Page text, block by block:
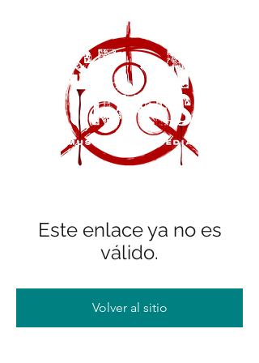
Este enlace ya no es
válido.
Volver al sitio